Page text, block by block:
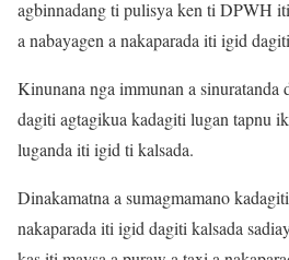
agbinnadang ti pulisya ken ti DPWH
a nabayagen a nakaparada iti igid
Kinunana nga immunan a sinuratanda
dagiti agtagikua kadagiti lugan tapnu
luganda iti igid ti kalsada.
Dinakamatna a sumagmamano
nakaparada iti igid dagiti kalsada